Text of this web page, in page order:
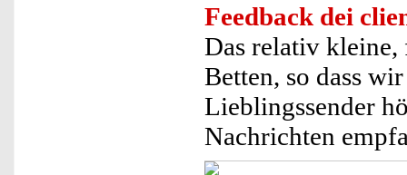
Feedback dei
Das relativ kleine,
Betten, so dass
Lieblingssender
Nachrichten